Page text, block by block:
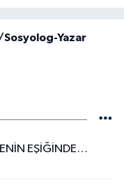
Yazar
EŞİĞİNDE…